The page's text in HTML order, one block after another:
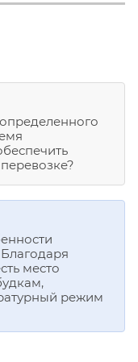
место
режим